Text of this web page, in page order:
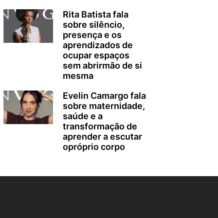
Rita Batista fala
sobre silêncio,
presença e os
aprendizados de
ocupar espaços
sem abrirmão de si
mesma
Evelin Camargo fala
sobre maternidade,
saúde e a
transformação de
aprender a escutar
opróprio corpo